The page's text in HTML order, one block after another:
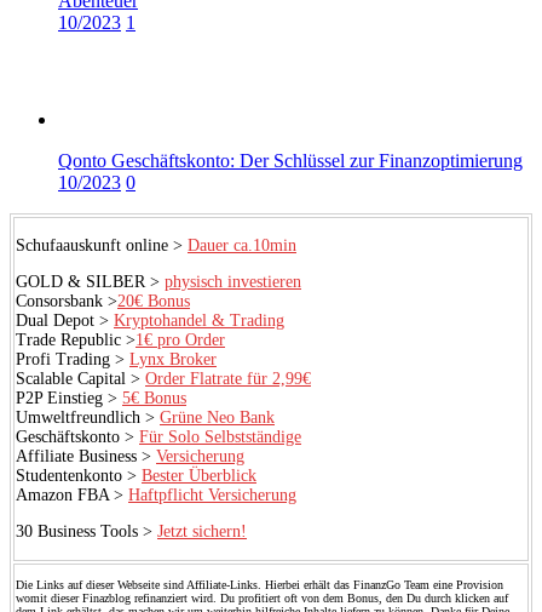
10/2023 1
Qonto Geschäftskonto: Der Schlüssel zur Finanzoptimierung
10/2023 0
Schufaauskunft online > Dauer ca.10min
GOLD & SILBER > physisch investieren
Consorsbank >20€ Bonus
Dual Depot > Kryptohandel & Trading
Trade Republic >1€ pro Order
Profi Trading > Lynx Broker
Scalable Capital > Order Flatrate für 2,99€
P2P Einstieg > 5€ Bonus
Umweltfreundlich > Grüne Neo Bank
Geschäftskonto > Für Solo Selbstständige
Affiliate Business > Versicherung
Studentenkonto > Bester Überblick
Amazon FBA > Haftpflicht Versicherung
30 Business Tools > Jetzt sichern!
Die Links auf dieser Webseite sind Affiliate-Links. Hierbei erhält das FinanzGo Team eine Provision
womit dieser Finazblog refinanziert wird. Du profitiert oft von dem Bonus, den Du durch klicken auf